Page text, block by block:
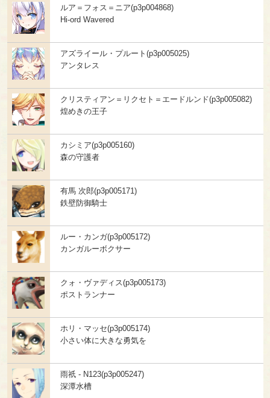
ルア＝フォス＝ニア(p3p004868)
Hi-ord Wavered
アズライール・プルート(p3p005025)
アンタレス
クリスティアン＝リクセト＝エードルンド(p3p005082)
煌めきの王子
カシミア(p3p005160)
森の守護者
有馬 次郎(p3p005171)
鉄壁防御騎士
ルー・カンガ(p3p005172)
カンガルーボクサー
クォ・ヴァディス(p3p005173)
ポストランナー
ホリ・マッセ(p3p005174)
小さい体に大きな勇気を
雨祇 - N123(p3p005247)
深潭水槽